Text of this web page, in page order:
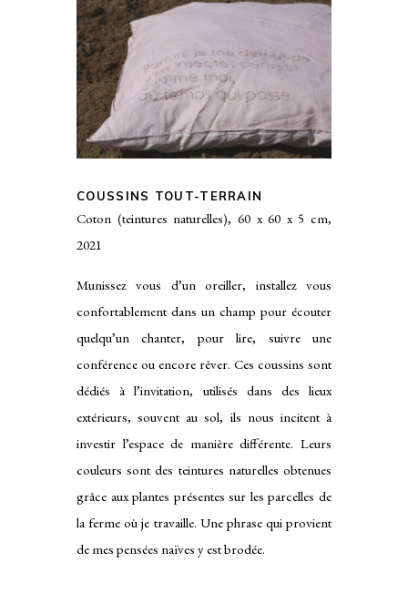
COUSSINS TOUT-TERRAIN
Coton (teintures naturelles), 60 x 60 x 5 cm,
2021
Munissez vous d’un oreiller, installez vous
confortablement dans un champ pour écouter
quelqu’un chanter, pour lire, suivre une
conférence ou encore rêver. Ces coussins sont
dédiés à l’invitation, utilisés dans des lieux
extérieurs, souvent au sol, ils nous incitent à
investir l’espace de manière différente. Leurs
couleurs sont des teintures naturelles obtenues
grâce aux plantes présentes sur les parcelles de
la ferme où je travaille. Une phrase qui provient
de mes pensées naïves y est brodée.